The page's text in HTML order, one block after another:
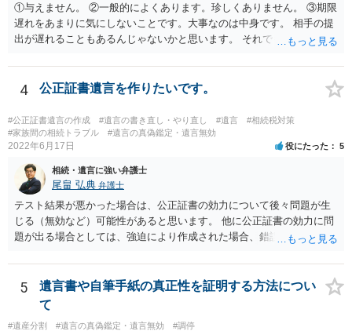
①与えません。 ②一般的によくあります。珍しくありません。 ③期限
遅れをあまりに気にしないことです。大事なのは中身です。 相手の提
出が遅れることもあるんじゃないかと思います。 それでもあなた有利
4 公正証書遺言を作りたいです。
#公正証書遺言の作成 #遺言の書き直し・やり直し #遺言
#相続税対策
#家族間の相続トラブル
#遺言の真偽鑑定・遺言無効
2022年6月17日 役にたった 5
相続・遺言に強い弁護士
尾畠 弘典 弁護士
テスト結果が悪かった場合は、公正証書の効力について後々問題が生
じる（無効など）可能性があると思います。 他に公正証書の効力に問
題が出る場合としては、強迫により作成された場合、錯誤（勘違い）
すが、弁護士に作成を依頼する場合は、１０～数十万円程度になるケ
ースが多いと思います。 報酬体系は、弁護士ごとに異なりますので一
律の基準はありません。
5
遺言書や自筆手紙の真正性を証明する方法につい
て
#遺産分割 #遺言の真偽鑑定・遺言無効 #調停